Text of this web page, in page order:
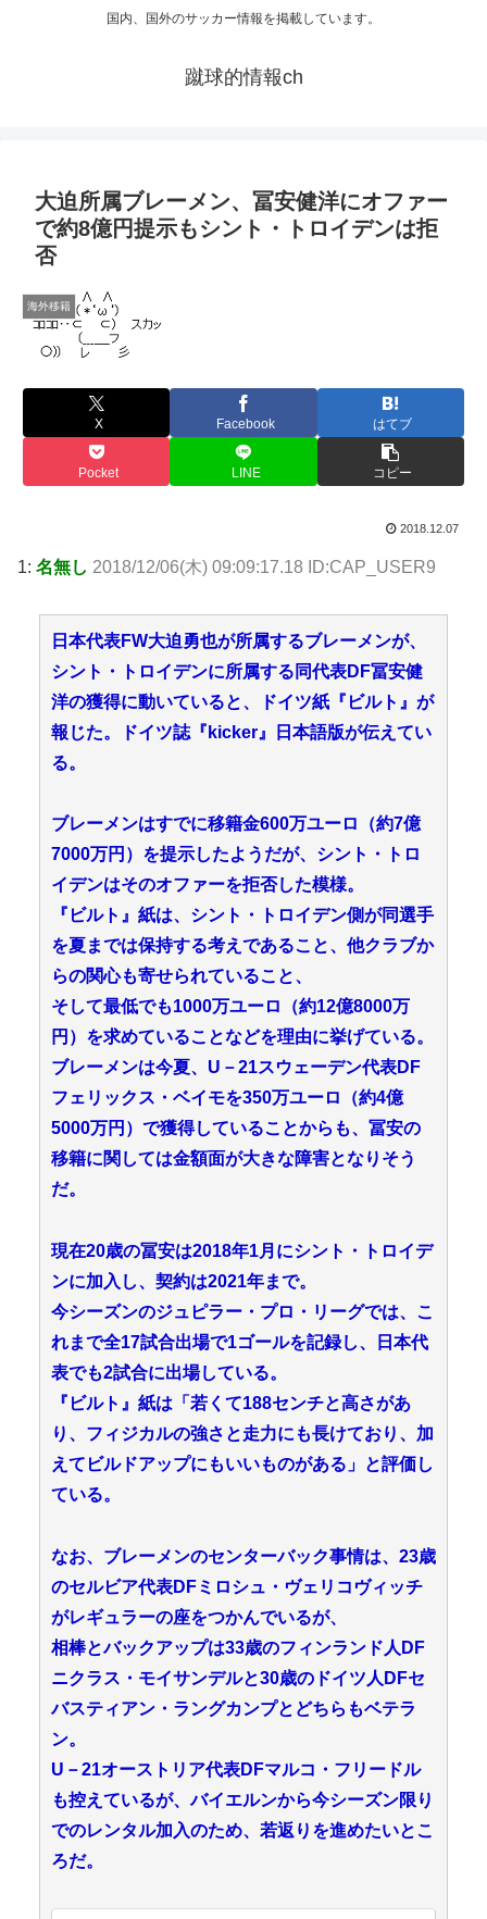
国内、国外のサッカー情報を掲載しています。
蹴球的情報ch
大迫所属ブレーメン、冨安健洋にオファー
で約8億円提示もシント・トロイデンは拒
否
海外移籍
X Facebook はてブ
Pocket LINE コピー
2018.12.07
1: 名無し 2018/12/06(木) 09:09:17.18 ID:CAP_USER9
日本代表FW大迫勇也が所属するブレーメンが、
シント・トロイデンに所属する同代表DF冨安健
洋の獲得に動いていると、ドイツ紙『ビルト』が
報じた。ドイツ誌『kicker』日本語版が伝えてい
る。
ブレーメンはすでに移籍金600万ユーロ（約7億
7000万円）を提示したようだが、シント・トロ
イデンはそのオファーを拒否した模様。
『ビルト』紙は、シント・トロイデン側が同選手
を夏までは保持する考えであること、他クラブか
らの関心も寄せられていること、
そして最低でも1000万ユーロ（約12億8000万
円）を求めていることなどを理由に挙げている。
ブレーメンは今夏、U－21スウェーデン代表DF
フェリックス・ベイモを350万ユーロ（約4億
5000万円）で獲得していることからも、冨安の
移籍に関しては金額面が大きな障害となりそう
だ。
現在20歳の冨安は2018年1月にシント・トロイデ
ンに加入し、契約は2021年まで。
今シーズンのジュピラー・プロ・リーグでは、こ
れまで全17試合出場で1ゴールを記録し、日本代
表でも2試合に出場している。
『ビルト』紙は「若くて188センチと高さがあ
り、フィジカルの強さと走力にも長けており、加
えてビルドアップにもいいものがある」と評価し
ている。
なお、ブレーメンのセンターバック事情は、23歳
のセルビア代表DFミロシュ・ヴェリコヴィッチ
がレギュラーの座をつかんでいるが、
相棒とバックアップは33歳のフィンランド人DF
ニクラス・モイサンデルと30歳のドイツ人DFセ
バスティアン・ラングカンプとどちらもベテラ
ン。
U－21オーストリア代表DFマルコ・フリードル
も控えているが、バイエルンから今シーズン限り
でのレンタル加入のため、若返りを進めたいとこ
ろだ。